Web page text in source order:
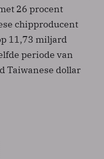
26 procent
chipproducent
11,73 miljard
periode van
Taiwanese dollar